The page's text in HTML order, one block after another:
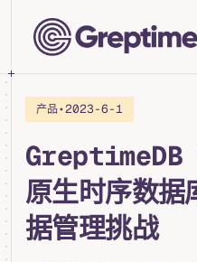
Skip to content
产品•2023-6-1
原生时序数据
据管理挑战